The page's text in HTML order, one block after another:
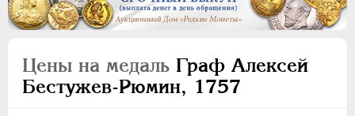
Цены на медаль Граф Алексей
Бестужев-Рюмин, 1757
ПEТР I 1699-1725
ПЕТР II
АННА ИОАННОВНА 1730-1740
ИОАНН АНТОНОВИЧ